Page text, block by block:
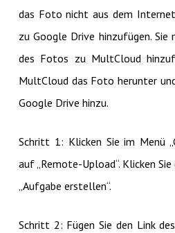
das Foto nicht aus dem
zu Google Drive hinzufügen. Sie
des Fotos zu MultCloud
MultCloud das Foto herunter
Google Drive hinzu.
Schritt 1: Klicken Sie im Menü
auf „Remote-Upload“. Klicken
„Aufgabe erstellen“.
Schritt 2: Fügen Sie den Link